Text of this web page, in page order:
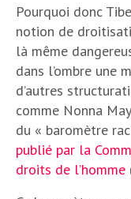
Pourquoi donc
notion de
là même
dans l’ombre une
d’autres
comme Nonna
du « baromètre
publié par la
droits de l’homme